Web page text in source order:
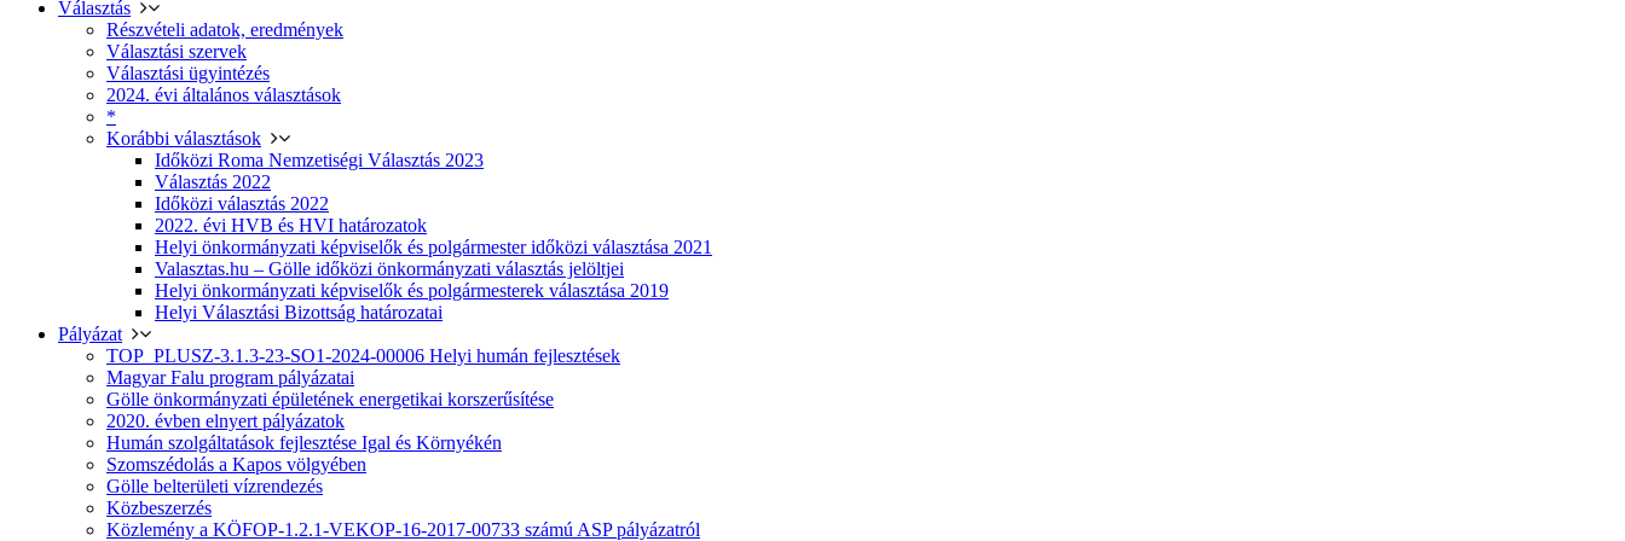
Választás
Részvételi adatok, eredmények
Választási szervek
Választási ügyintézés
2024. évi általános választások
*
Korábbi választások
Időközi Roma Nemzetiségi Választás 2023
Választás 2022
Időközi választás 2022
2022. évi HVB és HVI határozatok
Helyi önkormányzati képviselők és polgármester időközi választása 2021
Valasztas.hu – Gölle időközi önkormányzati választás jelöltjei
Helyi önkormányzati képviselők és polgármesterek választása 2019
Helyi Választási Bizottság határozatai
Pályázat
TOP_PLUSZ-3.1.3-23-SO1-2024-00006 Helyi humán fejlesztések
Magyar Falu program pályázatai
Gölle önkormányzati épületének energetikai korszerűsítése
2020. évben elnyert pályázatok
Humán szolgáltatások fejlesztése Igal és Környékén
Szomszédolás a Kapos völgyében
Gölle belterületi vízrendezés
Közbeszerzés
Közlemény a KÖFOP-1.2.1-VEKOP-16-2017-00733 számú ASP pályázatról